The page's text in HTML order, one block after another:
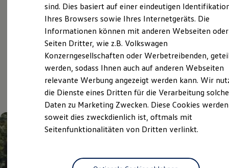
Hilfreiches für Besitzer
Fahrerassistenz- und Sicherheitssysteme
Kontrollleuchten
Kurzfahrprofile und Ölverdünnung
Batterieverordnung
XTL-Dieselkraftstoff
Ersatzteile und Betriebsflüssigkeiten
Original Zubehör und Lifestyle Produkte
myVolkswagen Business
Elektrisch & Autonom
Elektro - & Hybridfahrzeuge
Klimafreundlicher Strom
Ladezeitensimulator
Service
Aktuelle Highlights
und Angebote
sind. Dies basiert auf einer eindeutigen
Ihres Browsers sowie Ihres Internetgeräts. Die
Informationen können mit anderen Webseiten oder
Seiten Dritter, wie z.B. Volkswagen
Konzerngesellschaften oder Werbetreibenden,
werden, sodass Ihnen auch auf anderen Webseiten
relevante Werbung angezeigt werden kann. Wir
die Dienste eines Dritten für die Verarbeitung
Daten zu Marketing Zwecken. Diese Cookies
soweit dies zweckdienlich ist, oftmals mit
Seitenfunktionalitäten von Dritten verlinkt.